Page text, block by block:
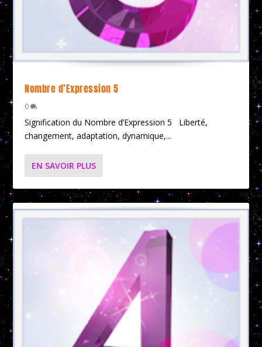
Nombre d’Expression 5
0
Signification du Nombre d’Expression 5 Liberté,
changement, adaptation, dynamique,...
EN SAVOIR PLUS